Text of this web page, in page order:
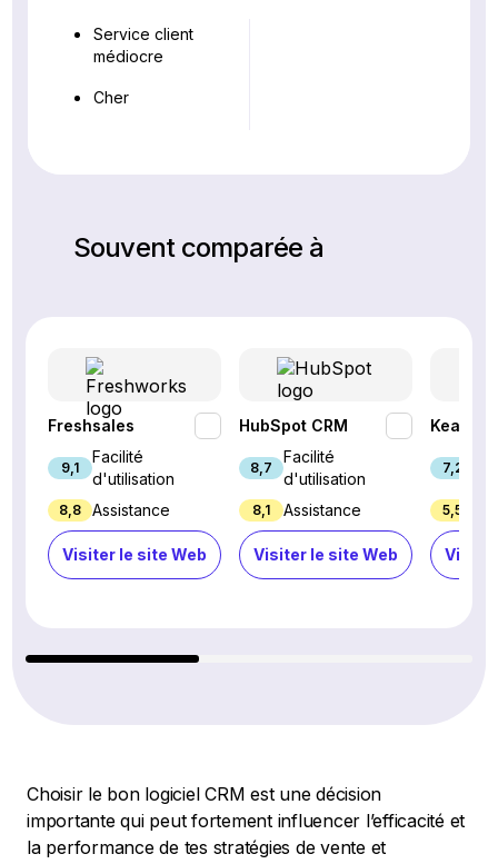
Service client
médiocre
Cher
Souvent comparée à
Freshsales
9,1
Facilité
d'utilisation
8,8 Assistance
Visiter le site Web
HubSpot CRM
8,7
Facilité
d'utilisation
8,1 Assistance
Visiter le site Web
Keap
7,2
5,5
Choisir le bon logiciel CRM est une décision
importante qui peut fortement influencer l’efficacité et
la performance de tes stratégies de vente et